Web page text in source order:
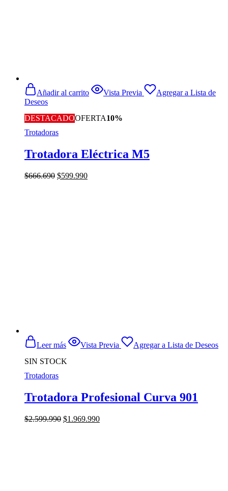
DESTACADOOFERTA10%
Añadir al carrito Vista Previa
Agregar a Lista de
Deseos
Trotadoras
Trotadora Eléctrica M5
$666.690 El
$599.990El
SIN STOCK
Leer más Vista Previa Agregar a Lista de Deseos
Trotadoras
Trotadora Profesional Curva 901
$2.599.990 El
$1.969.990El